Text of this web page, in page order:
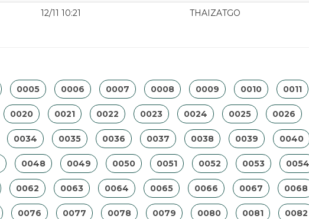
12/11 10:21 THAIZATGO
0005 0006 0007 0008 0009 0010 0011
0020 0021 0022 0023 0024 0025 0026
0034 0035 0036 0037 0038 0039 0040
0048 0049 0050 0051 0052 0053 0054
0062 0063 0064 0065 0066 0067 0068
0076 0077 0078 0079 0080 0081 0082